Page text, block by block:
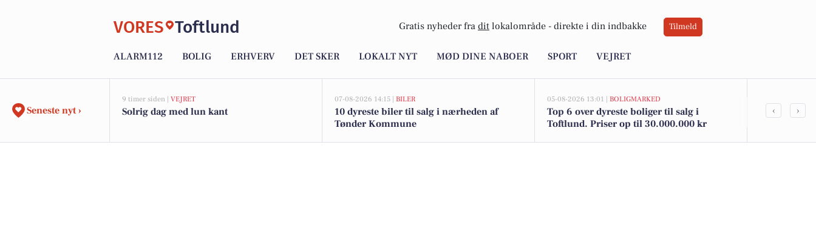
VORES Toftlund Gratis nyheder fra dit lokalområde - direkte i din indbakke Tilmeld
ALARM112 BOLIG ERHVERV DET SKER LOKALT NYT MØD DINE NABOER SPORT VEJRET
Seneste nyt ›
9 timer siden | VEJRET
Solrig dag med lun kant
07-08-2026 14:15 | BILER
10 dyreste biler til salg i nærheden af
Tønder Kommune
05-08-2026 13:01 | BOLIGMARKED
Top 6 over dyreste boliger til salg i
Toftlund. Priser op til 30.000.000 kr
Toftlunds
‹ ›